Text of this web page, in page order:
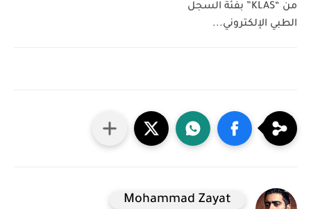
من “KLAS” بفئة السجل
الطبي الإلكتروني...
Mohammad Zayat